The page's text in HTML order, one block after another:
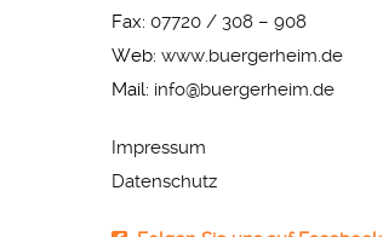
Fax: 07720 / 308 – 908
Web: www.buergerheim.de
Mail: info@buergerheim.de
Impressum
Datenschutz